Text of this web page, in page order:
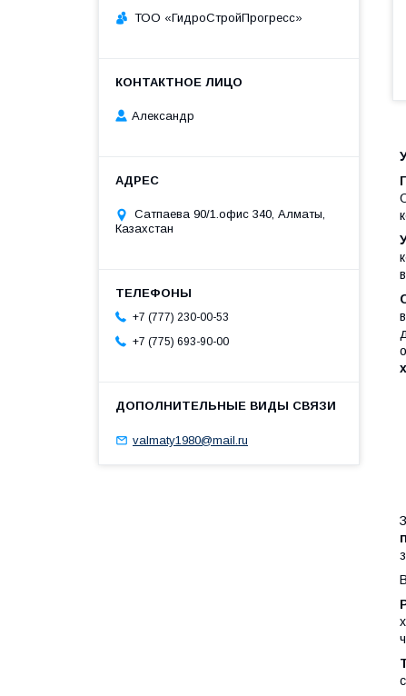
ТОО «ГидроСтройПрогресс»
Александр
Сатпаева 90/1.офис 340, Алматы,
Казахстан
+7 (777) 230-00-53
+7 (775) 693-90-00
valmaty1980@mail.ru